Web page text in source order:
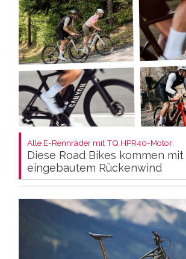
Alle E-Rennräder mit TQ HPR40-Motor:
Diese Road Bikes kommen mit
eingebautem Rückenwind